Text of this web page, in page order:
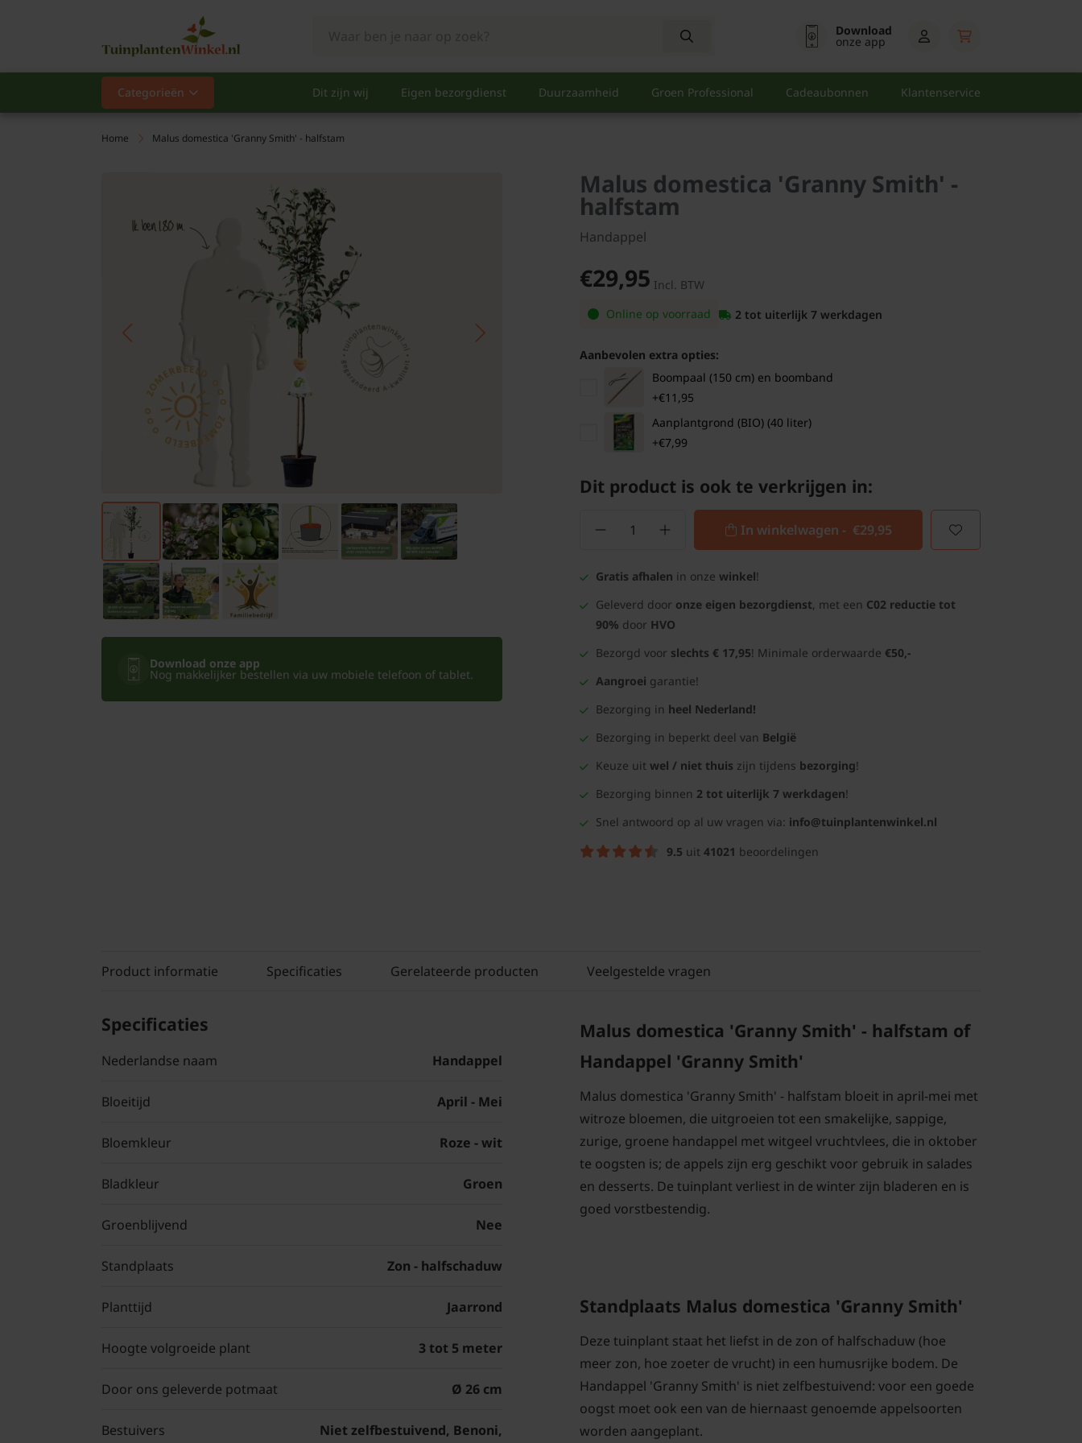
Download
onze app
Categorieën Dit zijn wij Eigen bezorgdienst Duurzaamheid Groen Professional Cadeaubonnen Klantenservice
Categorieën
Populair
Bomen
Leibomen
Kamerplanten
Bloempotten
Home Malus domestica 'Granny Smith' - halfstam
Download onze app
Nog makkelijker bestellen via uw mobiele telefoon of tablet.
Malus domestica 'Granny Smith' -
halfstam
Handappel
€29,95 Incl. BTW
Online op voorraad
2 tot uiterlijk 7 werkdagen
Aanbevolen extra opties:
Boompaal (150 cm) en boomband
+€11,95
Aanplantgrond (BIO) (40 liter)
+€7,99
Dit product is ook te verkrijgen in:
In winkelwagen - €29,95
Gratis afhalen in onze winkel!
Geleverd door onze eigen bezorgdienst, met een C02 reductie tot
90% door HVO
Bezorgd voor slechts € 17,95! Minimale orderwaarde €50,-
Aangroei garantie!
Bezorging in heel Nederland!
Bezorging in beperkt deel van België
Keuze uit wel / niet thuis zijn tijdens bezorging!
Bezorging binnen 2 tot uiterlijk 7 werkdagen!
Snel antwoord op al uw vragen via: info@tuinplantenwinkel.nl
9.5 uit 41021 beoordelingen
Product informatie Specificaties Gerelateerde producten Veelgestelde vragen
Specificaties
Nederlandse naam Handappel
Bloeitijd April - Mei
Bloemkleur Roze - wit
Bladkleur Groen
Groenblijvend Nee
Standplaats Zon - halfschaduw
Planttijd Jaarrond
Hoogte volgroeide plant 3 tot 5 meter
Door ons geleverde potmaat Ø 26 cm
Bestuivers Niet zelfbestuivend, Benoni,
Malus domestica 'Granny Smith' - halfstam of
Handappel 'Granny Smith'
Malus domestica 'Granny Smith' - halfstam bloeit in april-mei met
witroze bloemen, die uitgroeien tot een smakelijke, sappige,
zurige, groene handappel met witgeel vruchtvlees, die in oktober
te oogsten is; de appels zijn erg geschikt voor gebruik in salades
en desserts. De tuinplant verliest in de winter zijn bladeren en is
goed vorstbestendig.
Standplaats Malus domestica 'Granny Smith'
Deze tuinplant staat het liefst in de zon of halfschaduw (hoe
meer zon, hoe zoeter de vrucht) in een humusrijke bodem. De
Handappel 'Granny Smith' is niet zelfbestuivend: voor een goede
oogst moet ook een van de hiernaast genoemde appelsoorten
worden aangeplant.